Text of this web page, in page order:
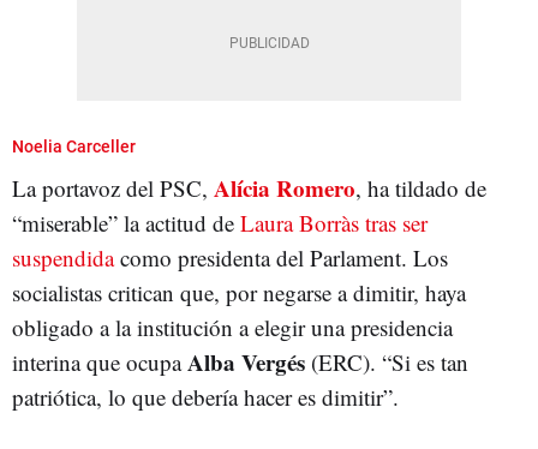
Noelia Carceller
La portavoz del PSC, Alícia Romero, ha tildado de
“miserable” la actitud de Laura Borràs tras ser
suspendidacomo presidenta del Parlament. Los
socialistas critican que, por negarse a dimitir, haya
obligado a la institución a elegir una presidencia
interina que ocupaAlba Vergés (ERC). “Si es tan
patriótica, lo que debería hacer es dimitir”.